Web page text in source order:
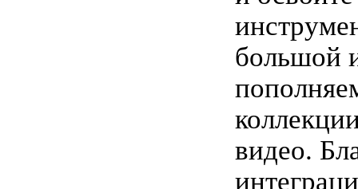
большой
видео.